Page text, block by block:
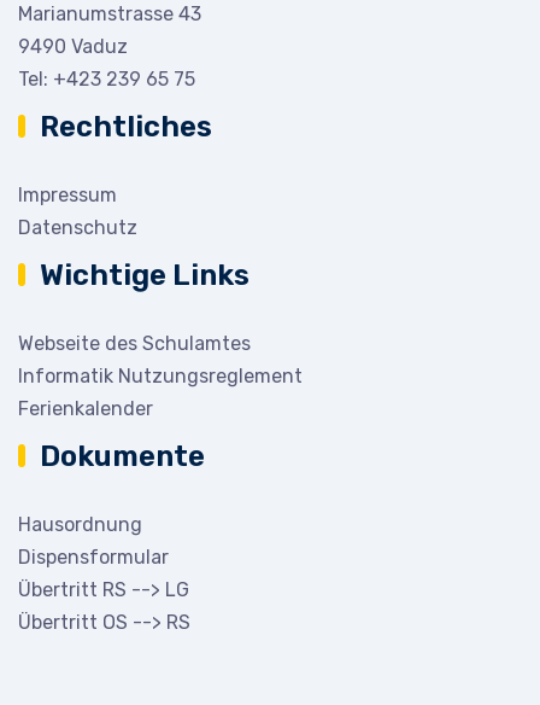
Marianumstrasse 43
9490 Vaduz
Tel: +423 239 65 75
Rechtliches
Impressum
Datenschutz
Wichtige Links
Webseite des Schulamtes
Informatik Nutzungsreglement
Ferienkalender
Dokumente
Hausordnung
Dispensformular
Übertritt RS --> LG
Übertritt OS --> RS